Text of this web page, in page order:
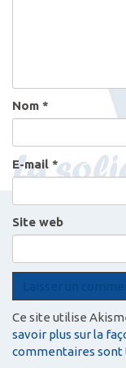
Nom *
E-mail *
Site web
Ce site utilise
savoir plus sur la
commentaires sont